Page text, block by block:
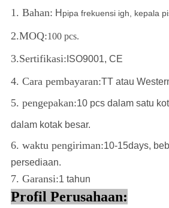
1. Bahan: H pipa frekuensi igh, kepala
2.MOQ:100 pcs.
3.Sertifikasi: ISO9001, CE
4. Cara pembayaran:TT atau
5. pengepakan:10 pcs dalam satu
dalam kotak besar.
6. waktu pengiriman:10-15days,
persediaan.
7. Garansi:1 tahun
Profil Perusahaan: